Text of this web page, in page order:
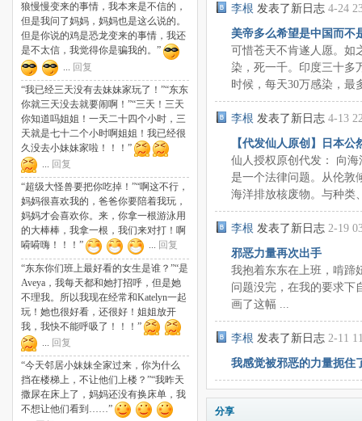
狼慢慢变来的事情，我本来是不信的，
但是我问了妈妈，妈妈也是这么说的。
但是你说的鸡是恐龙变来的事情，我还
是不太信，我觉得你是骗我的。”
回复
“我已经三天没有去妹妹家玩了！”“东东
你就三天没去就要闹啊！”“三天！三天
你知道吗姐姐！一天二十四个小时，三
天就是七十二个小时啊姐姐！我已经很
久没去小妹妹家啦！！！”
... 回复
“超级大怪兽要把你吃掉！”“啊这不行，
妈妈很喜欢我的，爸爸你要陪着我玩，
妈妈才会喜欢你。来，你拿一根游泳用
的大棒棒，我拿一根，我们来对打！啊
嗬嗬嗨！！！”
... 回复
“东东你们班上最好看的女生是谁？”“是
Aveya，我每天都和她打招呼，但是她
不理我。所以我现在经常和Katelyn一起
玩！她也很好看，还很好！姐姐放开
我，我快不能呼吸了！！！”
回复
“今天邻居小妹妹全家过来，你为什么
挡在楼梯上，不让他们上楼？”“我昨天
撒尿在床上了，妈妈还没有换床单，我
不想让他们看到……”
李根 发表了新日志 4-24
美帝多么希望是中国而不
可惜苍天不肯遂人愿。如
染，死一千。印度三十多
时候，每天30万感染，最
李根 发表了新日志 4-13
【代发仙人原创】日本公
仙人授权原创代发： 向
是一个法律问题。从伦敦
海洋排放核废物。与种类
李根 发表了新日志 2-19
邪恶力量再次出手
我抱着东东在上班，啃蹄
问题没完，在我的要求下
画了这幅 ...
李根 发表了新日志 2-11
我感觉被邪恶的力量扼住
分享